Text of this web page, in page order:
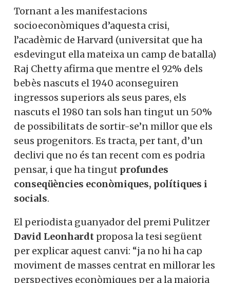
Tornant a les manifestacions
socioeconòmiques d’aquesta crisi,
l’acadèmic de Harvard (universitat que ha
esdevingut ella mateixa un camp de batalla)
Raj Chetty afirma que mentre el 92% dels
bebès nascuts el 1940 aconseguiren
ingressos superiors als seus pares, els
nascuts el 1980 tan sols han tingut un 50%
de possibilitats de sortir-se’n millor que els
seus progenitors. Es tracta, per tant, d’un
declivi que no és tan recent com es podria
pensar, i que ha tingut profundes
conseqüències econòmiques, polítiques i
socials.
El periodista guanyador del premi Pulitzer
David Leonhardt proposa la tesi següent
per explicar aquest canvi: “ja no hi ha cap
moviment de masses centrat en millorar les
perspectives econòmiques per a la majoria